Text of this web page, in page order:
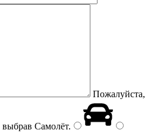
Пожалуйста,
выбрав Самолёт.